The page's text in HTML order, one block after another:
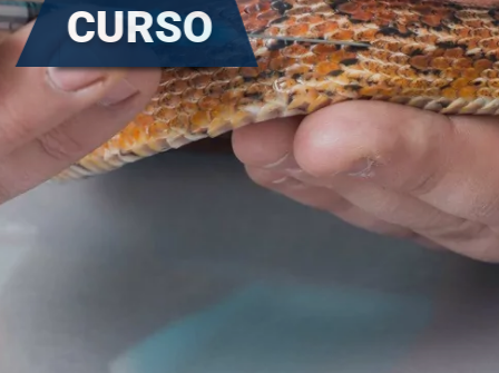
CURSO
AUXILIAR
VETERINARIO DE
ANIMALES